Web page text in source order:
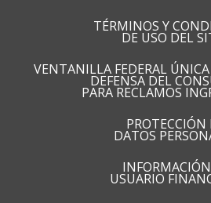
TÉRMINOS Y
DE USO DEL
VENTANILLA FEDERAL
DEFENSA DEL
PARA RECLAMOS
PROTECCIÓN
DATOS
USUARIO